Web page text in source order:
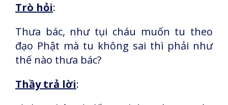
Trò hỏi:
Thưa bác, như tụi cháu muốn tu theo
đạo Phật mà tu không sai thì phải như
thế nào thưa bác?
Thầy trả lời: